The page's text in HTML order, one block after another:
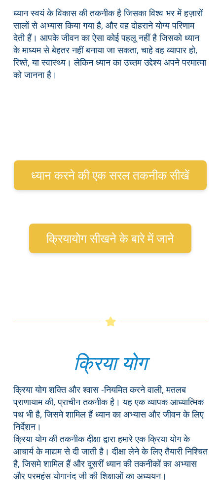
ध्यान स्वयं के विकास की तकनीक है जिसका विश्व भर में हज़ारों
सालों से अभ्यास किया गया है, और वह दोहराने योग्य परिणाम
देती हैं। आपके जीवन का ऐसा कोई पहलू नहीं है जिसको ध्यान
के माध्यम से बेहतर नहीं बनाया जा सकता, चाहे वह व्यापार हो,
रिश्ते, या स्वास्थ्य। लेकिन ध्यान का उच्तम उद्देश्य अपने परमात्मा
को जानना है।
ध्यान करने की एक सरल तकनीक सीखें
क्रियायोग सीखने के बारे में जाने
क्रिया योग
क्रिया योग शक्ति और श्वास -नियमित करने वाली, मतलब
प्राणायाम की, प्राचीन तकनीक है। यह एक व्यापक आध्यात्मिक
पथ भी है, जिसमे शामिल हैं ध्यान का अभ्यास और जीवन के लिए
निर्देशन।
क्रिया योग की तकनीक दीक्षा द्वारा हमारे एक क्रिया योग के
आचार्य के माद्यम से दी जाती है। दीक्षा लेने के लिए तैयारी निश्चित
है, जिसमे शामिल हैं और दूसरीं ध्यान की तकनीकों का अभ्यास
और परमहंस योगानंद जी की शिक्षाओं का अध्ययन।